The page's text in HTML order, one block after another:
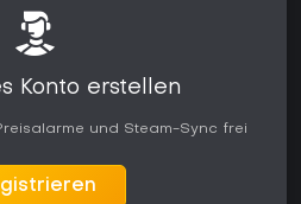
Konto erstellen
und Steam-Sync frei